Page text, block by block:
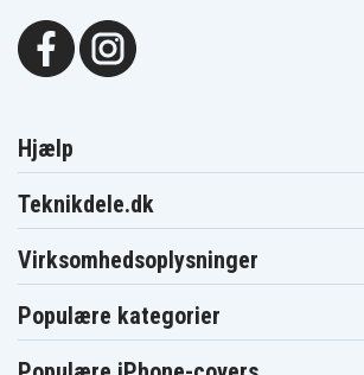
Hjælp
Teknikdele.dk
Virksomhedsoplysninger
Populære kategorier